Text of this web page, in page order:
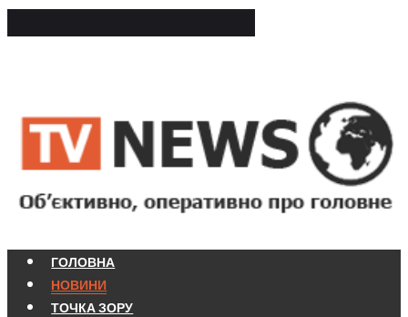
ГОЛОВНА
НОВИНИ
ТОЧКА ЗОРУ